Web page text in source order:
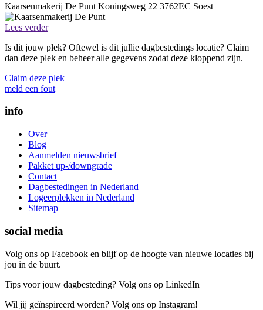
Kaarsenmakerij De Punt Koningsweg 22 3762EC Soest
Lees verder
Is dit jouw plek? Oftewel is dit jullie dagbestedings locatie? Claim
dan deze plek en beheer alle gegevens zodat deze kloppend zijn.
Claim deze plek
meld een fout
info
Over
Blog
Aanmelden nieuwsbrief
Pakket up-/downgrade
Contact
Dagbestedingen in Nederland
Logeerplekken in Nederland
Sitemap
social media
Volg ons op Facebook en blijf op de hoogte van nieuwe locaties bij
jou in de buurt.
Tips voor jouw dagbesteding? Volg ons op LinkedIn
Wil jij geïnspireerd worden? Volg ons op Instagram!